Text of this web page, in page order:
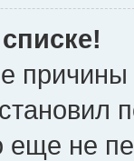
причины
еще не